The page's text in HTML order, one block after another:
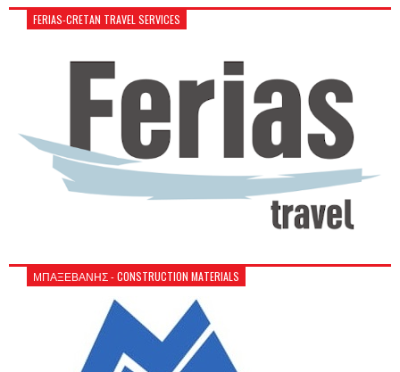
FERIAS-CRETAN TRAVEL SERVICES
ΜΠΑΞΕΒΑΝΗΣ - CONSTRUCTION MATERIALS